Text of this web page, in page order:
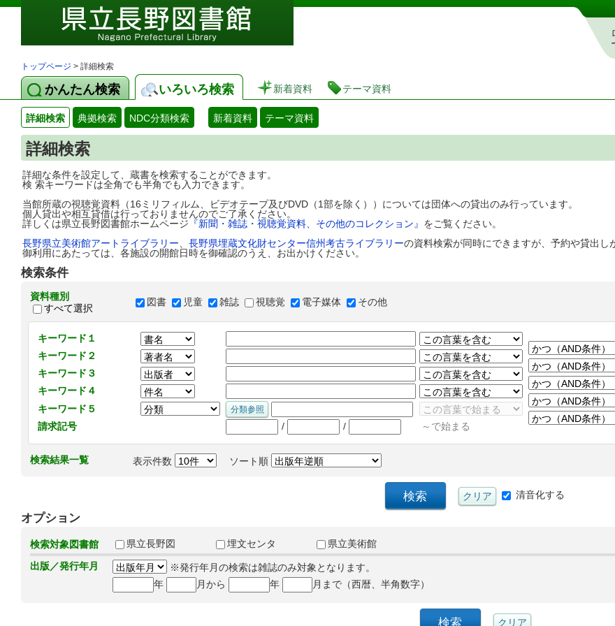
図書館 蔵書検索・予約システム
トップページ > 詳細検索
かんたん検索 いろいろ検索 新着資料 テーマ資料
詳細検索 典拠検索 NDC分類検索 新着資料 テーマ資料
詳細検索
詳細な条件を設定して、蔵書を検索することができます。
検 索キーワードは全角でも半角でも入力できます。
当館所蔵の視聴覚資料（16ミリフィルム、ビデオテープ及びDVD（1部を除く））については団体への貸出のみ行っています。
個人貸出や相互貸借は行っておりませんのでご了承ください。
詳しくは県立長野図書館ホームページ 『新聞・雑誌・視聴覚資料、その他のコレクション』 をご覧ください。
長野県立美術館アートライブラリー
長野県埋蔵文化財センター信州考古ライブラリーの資料検索が同時にできますが、予約や貸出し
御利用にあたっては、各施設の開館日時を御確認のうえ、お出かけください。
検索条件
資料種別
すべて選択
図書 児童 雑誌 視聴覚 電子媒体 その他
キーワード１
キーワード２
キーワード３
キーワード４
キーワード５
請求記号
/ / ～で始まる
検索結果一覧 表示件数 ソート順
清音化する
オプション
検索対象図書館 県立長野図 埋文センタ
県立美術館
出版／発行年月
※発行年月の検索は雑誌のみ対象となります。
年
月から 年 月まで（西暦、半角数字）